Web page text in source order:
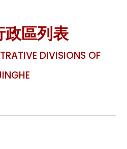
政區列表
DIVISIONS OF